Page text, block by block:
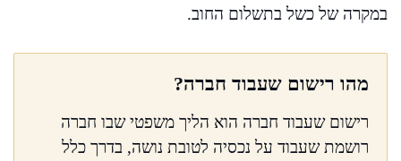
במקרה של כשל בתשלום החוב.
מהו רישום שעבוד חברה?
רישום שעבוד חברה הוא הליך משפטי שבו חברה
רושמת שעבוד על נכסיה לטובת נושה, בדרך כלל